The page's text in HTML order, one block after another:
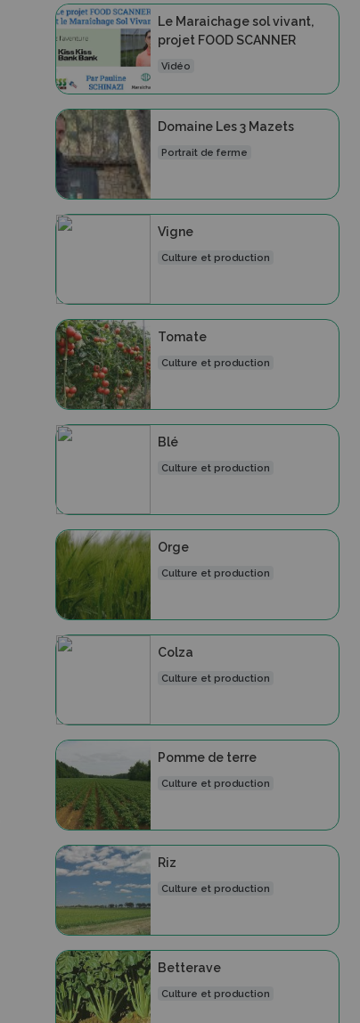
Le Maraichage sol vivant,
projet FOOD SCANNER
Vidéo
Domaine Les 3 Mazets
Portrait de ferme
Vigne
Culture et production
Tomate
Culture et production
Blé
Culture et production
Orge
Culture et production
Colza
Culture et production
Pomme de terre
Culture et production
Riz
Culture et production
Betterave
Culture et production